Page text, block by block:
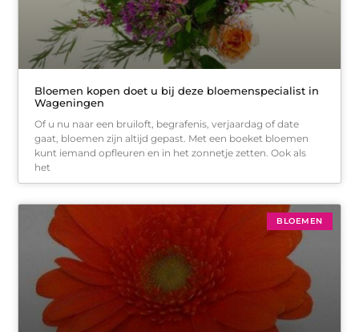
Bloemen kopen doet u bij deze bloemenspecialist in
Wageningen
Of u nu naar een bruiloft, begrafenis, verjaardag of date
gaat, bloemen zijn altijd gepast. Met een boeket bloemen
kunt iemand opfleuren en in het zonnetje zetten. Ook als
het
BLOEMEN